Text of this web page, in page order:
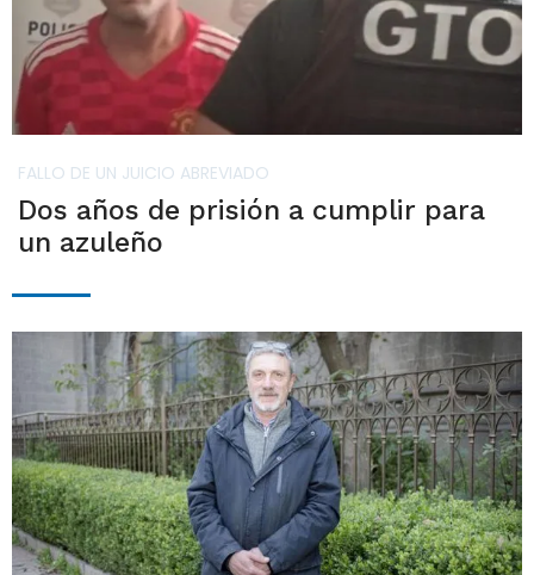
FALLO DE UN JUICIO ABREVIADO
Dos años de prisión a cumplir para
un azuleño